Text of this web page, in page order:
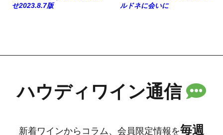
せ2023.8.7版
ルドネに会いに
ハウディワイン通信
新着ワインからコラム、会員限定情報を毎週